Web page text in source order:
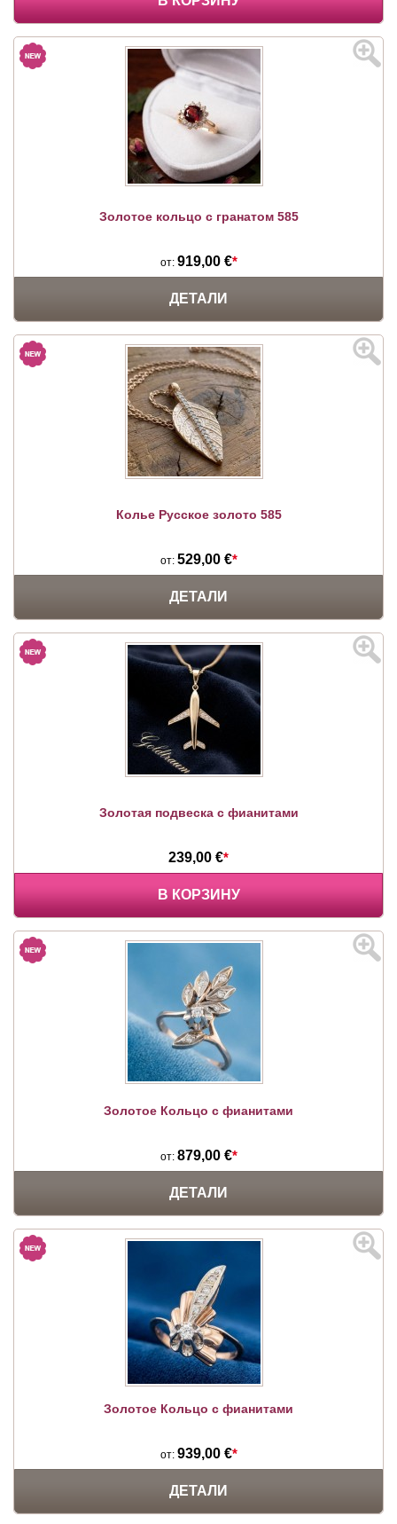
Золотое кольцо с гранатом 585
от: 919,00 €*
ДЕТАЛИ
Колье Русское золото 585
от: 529,00 €*
ДЕТАЛИ
Золотая подвеска с фианитами
239,00 €*
В КОРЗИНУ
Золотое Кольцо с фианитами
от: 879,00 €*
ДЕТАЛИ
Золотое Кольцо с фианитами
от: 939,00 €*
ДЕТАЛИ